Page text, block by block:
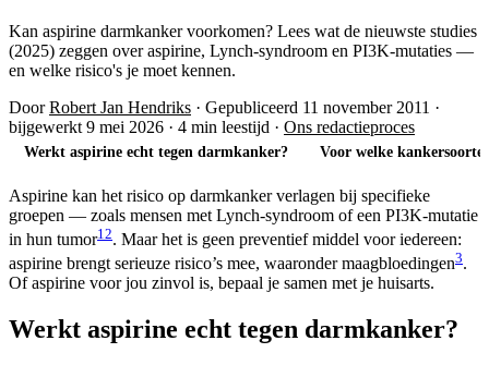
Kan aspirine darmkanker voorkomen? Lees wat de nieuwste studies
(2025) zeggen over aspirine, Lynch-syndroom en PI3K-mutaties —
en welke risico's je moet kennen.
DoorRobert Jan Hendriks · Gepubliceerd 11 november 2011 ·
bijgewerkt 9 mei 2026 · 4 min leestijd · Ons redactieproces
Werkt aspirine echt tegen darmkanker? Voor welke
Aspirine kan het risico op darmkanker verlagen bij specifieke
groepen — zoals mensen met Lynch-syndroom of een PI3K-mutatie
in hun tumor1 2. Maar het is geen preventief middel voor iedereen:
aspirine brengt serieuze risico’s mee, waaronder maagbloedingen3.
Of aspirine voor jou zinvol is, bepaal je samen met je huisarts.
Werkt aspirine echt tegen darmkanker?